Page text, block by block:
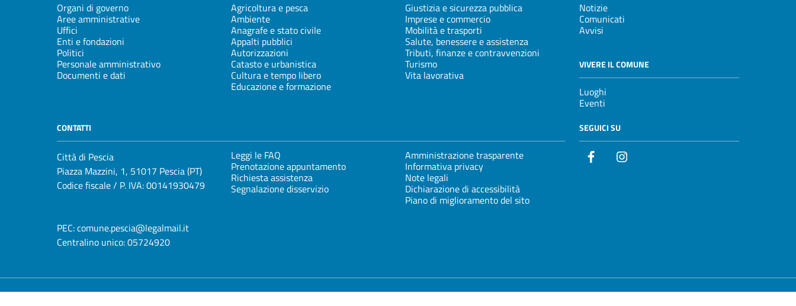
Organi di governo
Aree amministrative
Uffici
Enti e fondazioni
Politici
Personale amministrativo
Documenti e dati
Agricoltura e pesca
Ambiente
Anagrafe e stato civile
Appalti pubblici
Autorizzazioni
Catasto e urbanistica
Cultura e tempo libero
Educazione e formazione
Giustizia e sicurezza pubblica
Imprese e commercio
Mobilità e trasporti
Salute, benessere e assistenza
Tributi, finanze e contravvenzioni
Turismo
Vita lavorativa
Notizie
Comunicati
Avvisi
VIVERE IL COMUNE
Luoghi
Eventi
CONTATTI
Città di Pescia
Piazza Mazzini, 1, 51017 Pescia (PT)
Codice fiscale / P. IVA: 00141930479
PEC:comune.pescia@legalmail.it
Centralino unico:05724920
Leggi le FAQ
Prenotazione appuntamento
Richiesta assistenza
Segnalazione disservizio
Amministrazione trasparente
Informativa privacy
Note legali
Dichiarazione di accessibilità
Piano di miglioramento del sito
SEGUICI SU
Facebook